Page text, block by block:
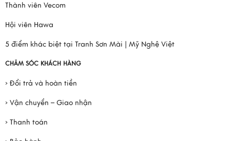
Thành viên Vecom
Hội viên Hawa
5 điểm khác biệt tại Tranh Sơn Mài | Mỹ Nghệ Việt
CHĂM SÓC KHÁCH HÀNG
› Đổi trả và hoàn tiền
› Vận chuyển – Giao nhận
› Thanh toán